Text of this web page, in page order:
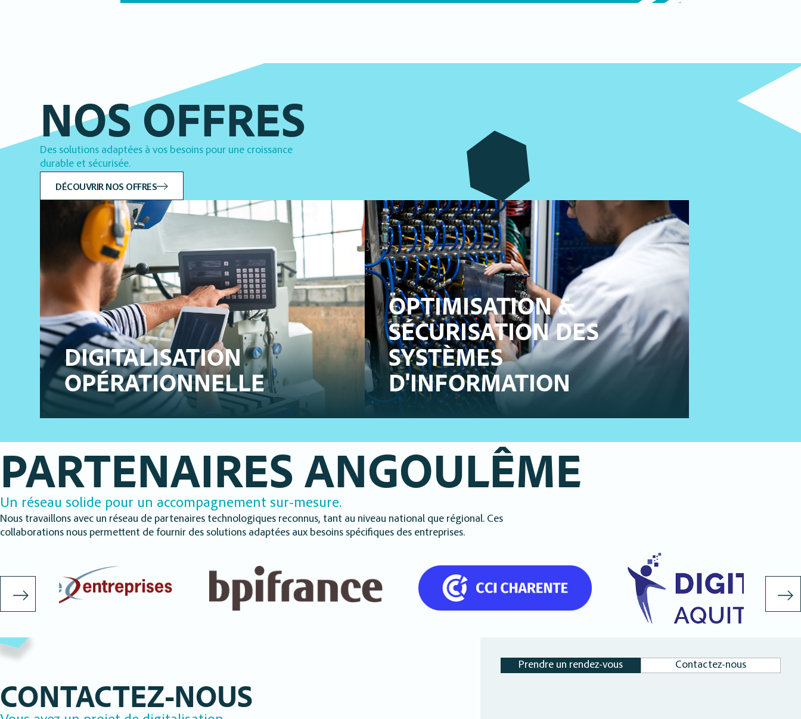
NOS OFFRES
Des solutions adaptées à vos besoins pour une croissance
durable et sécurisée.
DÉCOUVRIR NOS OFFRES
DIGITALISATION
OPÉRATIONNELLE
DIGITALISATION
OPÉRATIONNELLE
EN SAVOIR PLUS
OPTIMISATION &
SÉCURISATION DES
SYSTÈMES
D'INFORMATION
OPTIMISATION &
SYSTÈMES
D'INFORMATION
RENFORCEZ LA SÉCURITÉ DE VOS DONNÉES, AMÉLIOREZ
s’adapter à votre croissance et vos besoins futurs.
PARTENAIRES ANGOULÊME
Un réseau solide pour un accompagnement sur-mesure.
Nous travaillons avec un réseau de partenaires technologiques reconnus, tant au niveau national que régional. Ces
collaborations nous permettent de fournir des solutions adaptées aux besoins spécifiques des entreprises.
CONTACTEZ-NOUS
Prendre un rendez-vous Contactez-nous